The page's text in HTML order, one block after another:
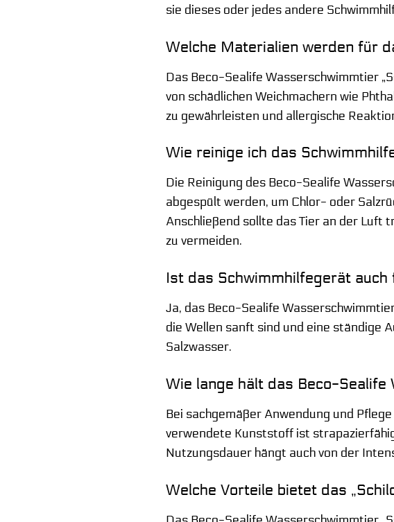
sie dieses oder jedes andere
Welche Materialien werden für
Das Beco-Sealife Wasserschwimmtier
von schädlichen Weichmachern wie
zu gewährleisten und allergische
Wie reinige ich das
Die Reinigung des Beco-Sealife
abgespült werden, um Chlor- oder
Anschließend sollte das Tier an der Luft
zu vermeiden.
Ist das Schwimmhilfegerät
Ja, das Beco-Sealife
die Wellen sanft sind und eine ständige
Salzwasser.
Wie lange hält das Beco-Sealife
Bei sachgemäßer Anwendung und
verwendete Kunststoff ist
Nutzungsdauer hängt auch von der
Welche Vorteile bietet das